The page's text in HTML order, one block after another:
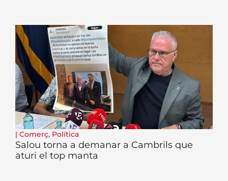
| Comerç, Política
Salou torna a demanar a Cambrils que
aturi el top manta